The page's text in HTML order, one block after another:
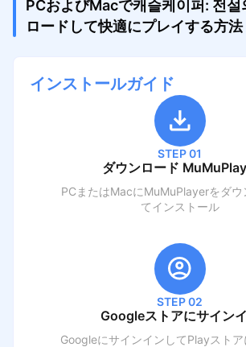
PCおよびMacで캐슬케이퍼: 전
ロードして快適にプレイする方法
インストールガイド
STEP 01
ダウンロード
PCまたはMacにMuMuPlayerをダウ
てインストール
STEP 02
Googleストアにサイン
GoogleにサインインしてPlayストア